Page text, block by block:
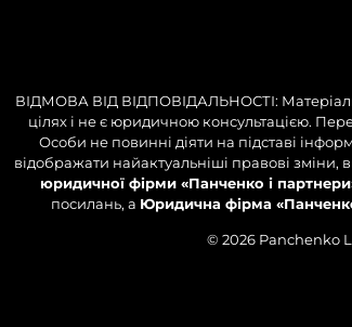
ВІДМОВА ВІД ВІДПОВІДАЛЬНОСТІ:
цілях і не є юридичною консультацією.
Особи не повинні діяти на підставі
відображати найактуальніші правові зміни,
юридичної фірми «Панченко і
посилань, а Юридична фірма
© 2026 Panchenko